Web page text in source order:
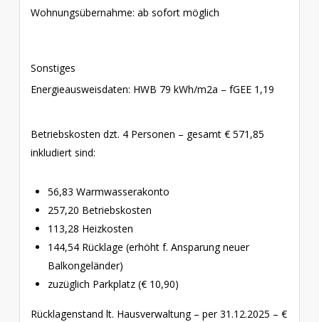
Wohnungsübernahme: ab sofort möglich
Sonstiges
Energieausweisdaten: HWB 79 kWh/m2a – fGEE 1,19
Betriebskosten dzt. 4 Personen – gesamt € 571,85
inkludiert sind:
56,83 Warmwasserakonto
257,20 Betriebskosten
113,28 Heizkosten
144,54 Rücklage (erhöht f. Ansparung neuer
Balkongeländer)
zuzüglich Parkplatz (€ 10,90)
Rücklagenstand lt. Hausverwaltung – per 31.12.2025 – €